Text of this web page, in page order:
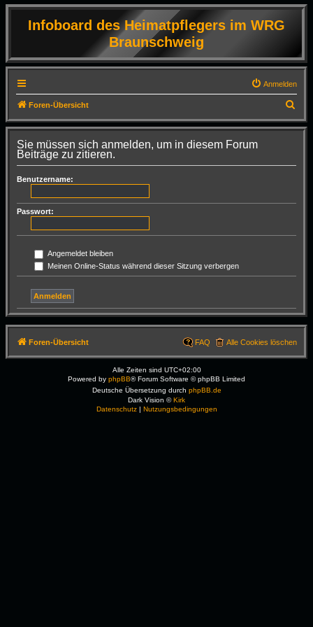
Infoboard des Heimatpflegers im WRG
Braunschweig
Anmelden
Foren-Übersicht
u
Sie müssen sich anmelden, um in diesem Forum
Beiträge zu zitieren.
Benutzername:
Passwort:
Angemeldet bleiben
Meinen Online-Status während dieser Sitzung verbergen
Foren-Übersicht Alle Cookies löschen
FAQ
Alle Zeiten sind UTC+02:00
Powered by phpBB® Forum Software © phpBB Limited
Deutsche Übersetzung durch phpBB.de
Dark Vision ©Kirk
Datenschutz| Nutzungsbedingungen